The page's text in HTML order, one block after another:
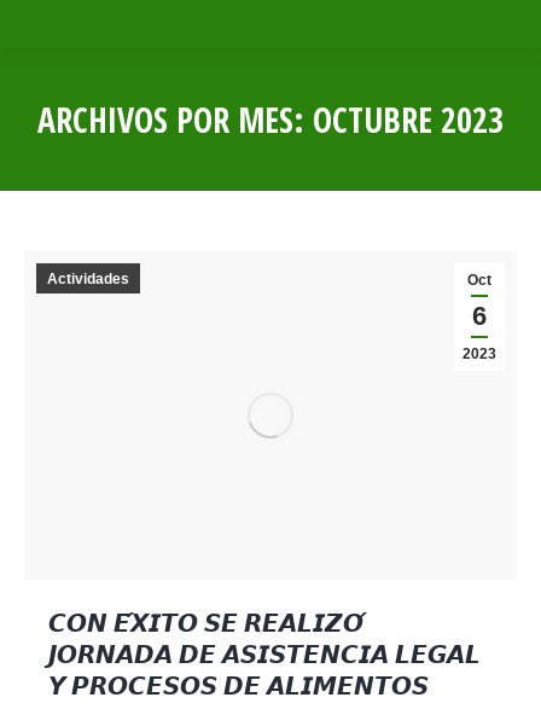
ARCHIVOS POR MES: OCTUBRE 2023
Oct
6
2023
Actividades
𝘾𝙊𝙉 𝙀́𝙓𝙄𝙏𝙊 𝙎𝙀 𝙍𝙀𝘼𝙇𝙄𝙕𝙊́
𝙅𝙊𝙍𝙉𝘼𝘿𝘼 𝘿𝙀 𝘼𝙎𝙄𝙎𝙏𝙀𝙉𝘾𝙄𝘼 𝙇𝙀𝙂𝘼𝙇
𝙔 𝙋𝙍𝙊𝘾𝙀𝙎𝙊𝙎 𝘿𝙀 𝘼𝙇𝙄𝙈𝙀𝙉𝙏𝙊𝙎